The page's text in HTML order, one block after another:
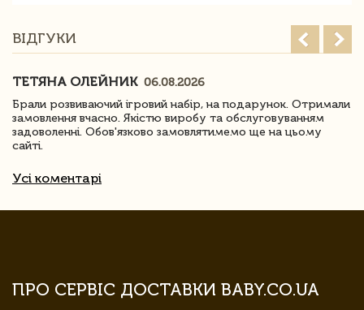
ВІДГУКИ
ТЕТЯНА ОЛЕЙНИК 06.08.2026
Брали розвиваючий ігровий набір, на подарунок. Отримали
замовлення вчасно. Якістю виробу та обслуговуванням
задоволенні. Обов'язково замовлятимемо ще на цьому
сайті.
Усі коментарі
ПРО СЕРВІС ДОСТАВКИ BABY.CO.UA